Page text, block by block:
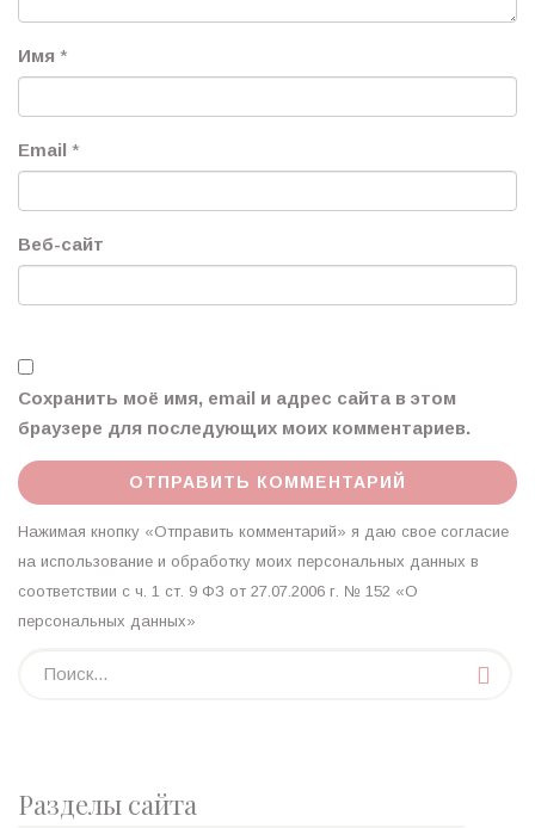
Имя *
Email *
Веб-сайт
Сохранить моё имя, email и адрес сайта в этом
браузере для последующих моих комментариев.
Нажимая кнопку «Отправить комментарий» я даю свое согласие
на использование и обработку моих персональных данных в
соответствии с ч. 1 ст. 9 ФЗ от 27.07.2006 г. № 152 «О
персональных данных»
Разделы сайта